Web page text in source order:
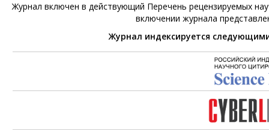
Журнал включен в действующий Перечень рецензируемых
включении журнала
Журнал индексируется